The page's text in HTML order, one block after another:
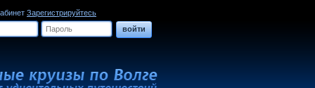
Зарегистрируйтесь
войти